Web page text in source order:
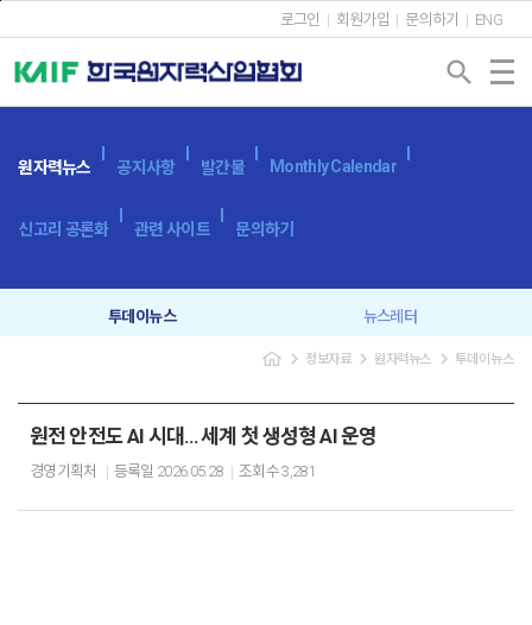
로그인 회원가입 문의하기 ENG
search
원자력뉴스 공지사항 발간물 Monthly Calendar
신고리 공론화 관련 사이트 문의하기
투데이뉴스 뉴스레터
navigate_next 정보자료 navigate_next원자력뉴스 navigate_next 투데이뉴스
원전 안전도 AI 시대… 세계 첫 생성형 AI 운영
경영기획처 등록일 2026.05.28 조회수3,281